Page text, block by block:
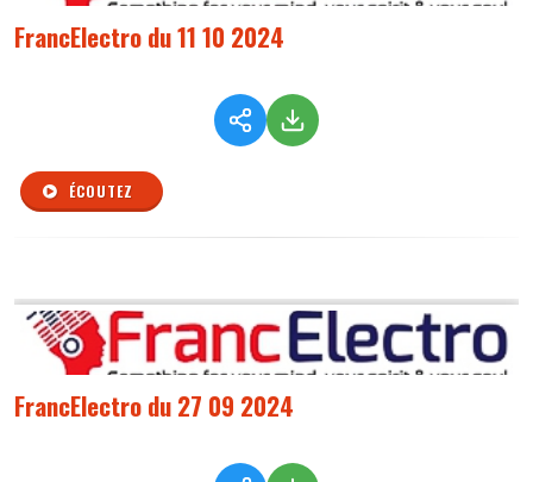
FrancElectro du 11 10 2024
ÉCOUTEZ
FrancElectro du 27 09 2024